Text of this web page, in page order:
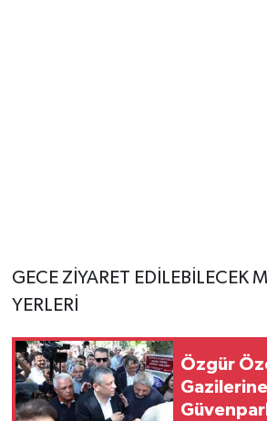
GECE ZİYARET EDİLEBİLECEK
YERLERİ
Özgür
Gazilerine